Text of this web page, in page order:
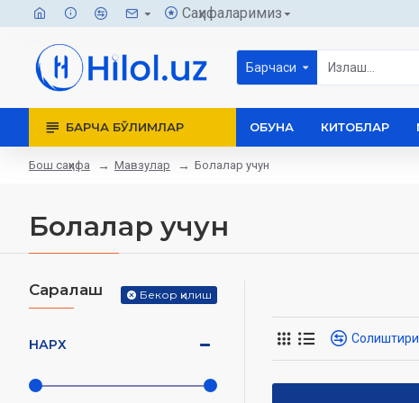
Саҳифаларимиз
Барчаси
БАРЧА БЎЛИМЛАР ОБУНА КИТОБЛАР
Бош саҳифа Мавзулар Болалар учун
Болалар учун
Саралаш Бекор қилиш
НАРХ